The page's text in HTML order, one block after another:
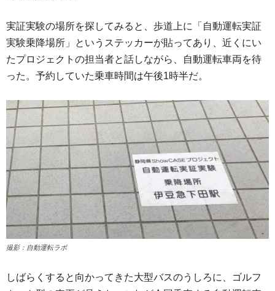
実証実験の場所を探してみると、歩道上に「自動運転実証
実験乗降場所」というステッカーが貼ってあり、近くにい
たプロジェクトの担当者と話しながら、自動運転車両を待
った。予約していた乗車時間は午後1時半だ。
撮影：自動運転ラボ
しばらくすると向かってきた大型バスのうしろに、ゴルフ